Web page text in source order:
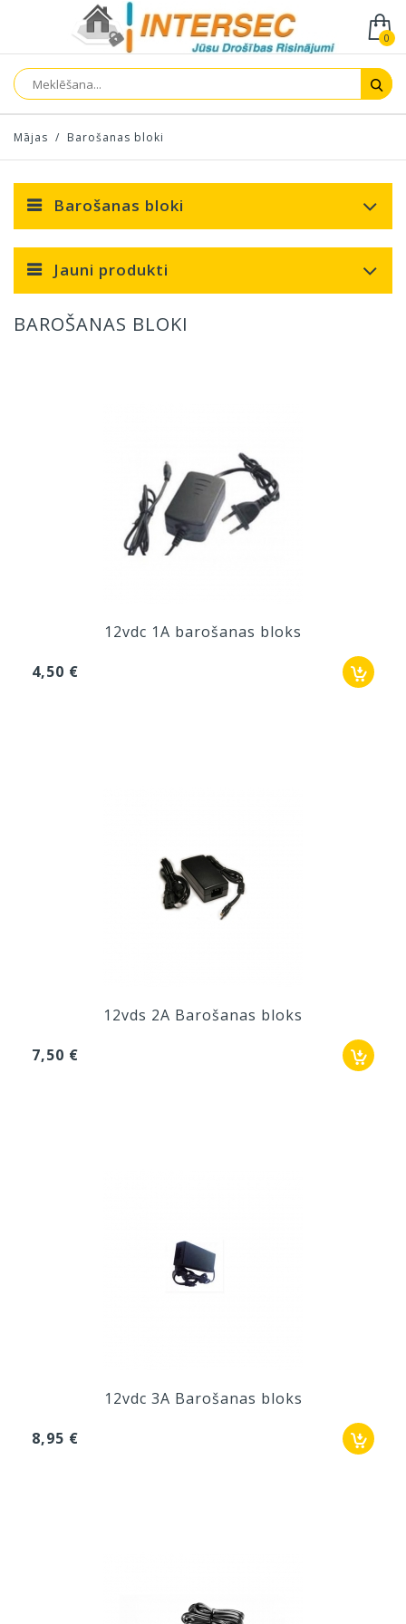
0
Mājas / Barošanas bloki
Barošanas bloki
Jauni produkti
BAROŠANAS BLOKI
12vdc 1A barošanas bloks
4,50 €
12vds 2A Barošanas bloks
7,50 €
12vdc 3A Barošanas bloks
8,95 €